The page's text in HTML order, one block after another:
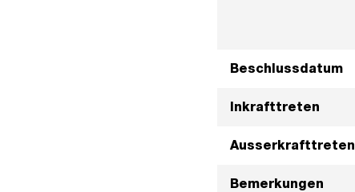
Beschlussdatum
Inkrafttreten
Ausserkrafttreten
Bemerkungen